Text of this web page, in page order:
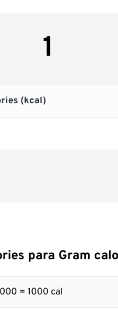
para Gram
= 1000 cal